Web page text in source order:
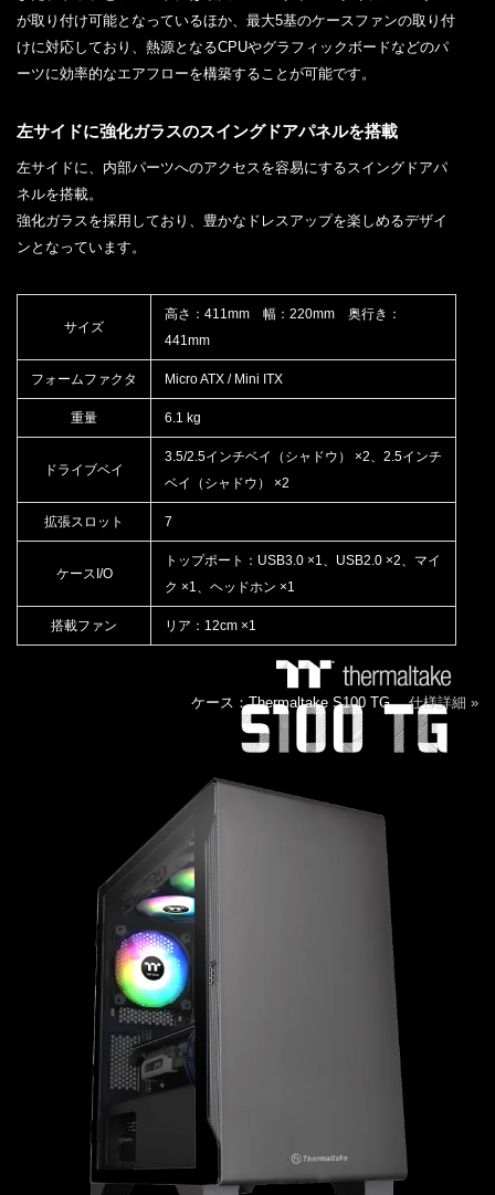
が取り付け可能となっているほか、最大5基のケースファンの取り付
けに対応しており、熱源となるCPUやグラフィックボードなどのパ
ーツに効率的なエアフローを構築することが可能です。
左サイドに強化ガラスのスイングドアパネルを搭載
左サイドに、内部パーツへのアクセスを容易にするスイングドアパ
ネルを搭載。
強化ガラスを採用しており、豊かなドレスアップを楽しめるデザイ
ンとなっています。
サイズ
高さ：411mm 幅：220mm 奥行き：
441mm
フォームファクタ Micro ATX / Mini ITX
重量 6.1 kg
ドライブベイ
3.5/2.5インチベイ（シャドウ） ×2、2.5インチ
ベイ（シャドウ） ×2
拡張スロット 7
ケースI/O
トップポート：USB3.0 ×1、USB2.0 ×2、マイ
ク ×1、ヘッドホン ×1
搭載ファン リア：12cm ×1
ケース：Thermaltake S100 TG仕様詳細 »